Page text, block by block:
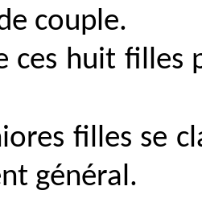
couple.
ces huit filles
filles se
général.